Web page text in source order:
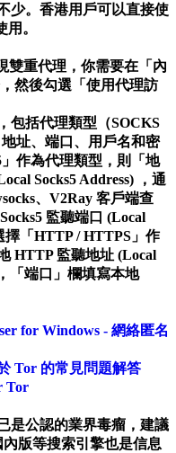
少。香港用戶可以直接使
。
雙重代理，你需要在「內
然後勾選「使用代理訪
包括代理類型（SOCKS
址、端口、用戶名和密
作為代理類型，則「地
Socks5 Address) ，通
、V2Ray 客戶端查
監聽端口 (Local
擇「HTTP / HTTPS」作
HTTP 監聽地址 (Local
「端口」欄填寫本地
for Windows - 網絡匿名
Tor 的常見問題解答
Tor
是公認的業界毒瘤，建議
版等搜索引擎也是信息